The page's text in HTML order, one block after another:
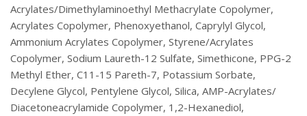
Acrylates/Dimethylaminoethyl Methacrylate Copolymer,
Acrylates Copolymer, Phenoxyethanol, Caprylyl Glycol,
Ammonium Acrylates Copolymer, Styrene/Acrylates
Copolymer, Sodium Laureth-12 Sulfate, Simethicone, PPG-2
Methyl Ether, C11-15 Pareth-7, Potassium Sorbate,
Decylene Glycol, Pentylene Glycol, Silica, AMP-Acrylates/
Diacetoneacrylamide Copolymer, 1,2-Hexanediol,